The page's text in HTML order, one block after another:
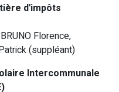
d'impôts
Florence,
(suppléant)
Intercommunale